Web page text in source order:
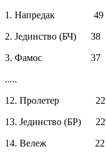
1. Напредак 49
2. Јединство (БЧ) 38
3. Фамос 37
.....
12. Пролетер 22
13. Јединство (БР) 22
14. Вележ 22